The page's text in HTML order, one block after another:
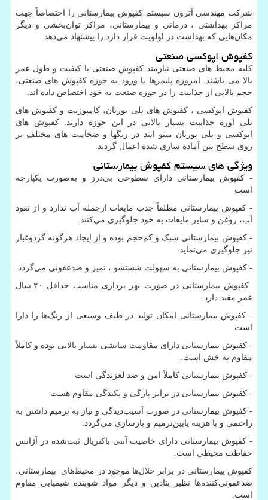
شرکت مهندسی آترون سیستم کفپوش بیمارستانی را اختصاصاً جهت
مراکز بهداشتی ، درمانی و بیمارستانی، مراکز توان‌بخشی و دیگر
مکان‌هایی که بهداشت در اولویت قرار دارد را پیشنهاد می‌دهد
کفپوش اپوکسی صنعتی
کلیه محیط های صنعتی نیازمند کفپوش صنعتی با کیفیت و طول عمر
بالا می باشند. امروزه پلیمرها با ورود به حوزه کفپوش های صنعتی،
حجم بالایی از جذابیت را در حوزه صنعت به خود اختصاص داده اند.
کفپوش اپوکسی ، کفپوش های پلی یورتان، کامپوزیت و کفپوش های
پلی اوره جذابیت بسیار بالایی در این حوزه دارند. کفپوش های
اپوکسی و پلی یورتان میتو انند در رنگها و ضخامت های مختلف بر
روی سطح بتن آماده سازی شده اعمال گردند.
ویژگی های سیستم کفپوش بیمارستانی
- کفپوش بیمارستانی دارای سطوحی بی‌درز و به‌صورت یکپارچه
است
- کفپوش بیمارستانی مطلقاً جذب مایعات ازجمله آب ندارد و از نفوذ
آب، روغن و سایر مایعات به خود جلوگیری می‌کنند.
- کفپوش بیمارستانی سبک و کم‌حجم بوده و از ایجاد هرگونه گردوغبار
نیز جلوگیری می‌نماید.
- کفپوش بیمارستانی به سهولت شستشو ، تمیز و ضدعفونی می‌گردد
کفپوش بیمارستانی در صورت بهر برداری مناسب حداقل ۲۰ سال
عمر مفید دارد.
- کفپوش بیمارستانی امکان تولید در طیف وسیعی از رنگ‌ها را دارا
است
- کفپوش بیمارستانی دارای مقاومت سایشی بسیار بالایی بوده و کاملاً
مقاوم به خش است.
- کفپوش بیمارستانی کاملاً امن و ضد لغزندگی است
- کفپوش بیمارستانی در برابر پارگی و پکیدگی مقاوم هست
- کفپوش بیمارستانی در صورت آسیب‌دیدگی و نیاز به ترمیم داشتن به
راحتمی و با هزینه پایین‌ترمیم و بازسازی می‌گردد.
- کفپوش بیمارستانی دارای خاصیت آنتی باکتریال ثبت‌شده در آژانس
حفاظت محیطی است.
کفپوش بیمارستانی در برابر حلال‌ها موجود در محیط‌های بیمارستانی،
ضدعفونی‌کننده‌ها نظیر بتادین و دیگر مواد شوینده شیمیایی مقاوم
است.